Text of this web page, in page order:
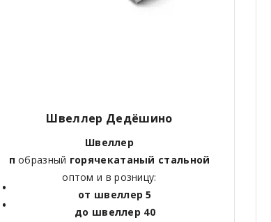
Швеллер Дедёшино
Швеллер
побразный горячекатаный стальной
оптом и в розницу:
от швеллер 5
до швеллер 40